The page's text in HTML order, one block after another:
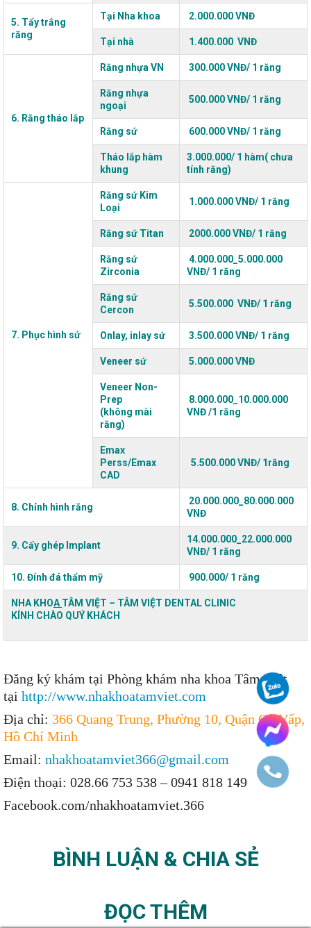
5. Tẩy trắng
răng
Tại Nha khoa 2.000.000 VNĐ
Tại nhà 1.400.000 VNĐ
6. Răng tháo lắp
Răng nhựa VN 300.000 VNĐ/ 1 răng
Răng nhựa
ngoại
500.000 VNĐ/ 1 răng
Răng sứ 600.000 VNĐ/ 1 răng
Tháo lắp hàm
khung
3.000.000/ 1 hàm( chưa
tính răng)
7. Phục hình sứ
Răng sứ Kim
Loại
1.000.000 VNĐ/ 1 răng
Răng sứ Titan 2000.000 VNĐ/ 1 răng
Răng sứ
Zirconia
4.000.000_5.000.000
VNĐ/ 1 răng
Răng sứ
Cercon
5.500.000 VNĐ/ 1 răng
Onlay, inlay sứ 3.500.000 VNĐ/ 1 răng
Veneer sứ 5.000.000 VNĐ
Veneer Non-
Prep
(không mài
răng)
8.000.000_10.000.000
VNĐ /1 răng
Emax
Perss/Emax
CAD
5.500.000 VNĐ/ 1răng
8. Chỉnh hình răng
20.000.000_80.000.000
VNĐ
9. Cấy ghép Implant
14.000.000_22.000.000
VNĐ/ 1 răng
10. Đính đá thẩm mỹ 900.000/ 1 răng
NHA KHOA TÂM VIỆT – TÂM VIỆT DENTAL CLINIC
KÍNH CHÀO QUÝ KHÁCH
Đăng ký khám tại Phòng khám nha khoa Tâm Việt
tại http://www.nhakhoatamviet.com
Địa chỉ: 366 Quang Trung, Phường 10, Quận Gò Vấp,
Hồ Chí Minh
Email: nhakhoatamviet366@gmail.com
Điện thoại: 028.66 753 538 – 0941 818 149
Facebook.com/nhakhoatamviet.366
BÌNH LUẬN & CHIA SẺ
ĐỌC THÊM